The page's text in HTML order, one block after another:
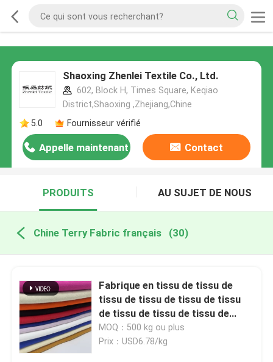
Shaoxing Zhenlei Textile Co., Ltd.
602, Block H, Times Square, Keqiao
District,Shaoxing ,Zhejiang,Chine
5.0
Fournisseur vérifié
Appelle maintenant Contact
PRODUITS AU SUJET DE NOUS
Chine Terry Fabric français (30)
Fabrique en tissu de tissu de
tissu de tissu de tissu de tissu
de tissu de tissu de tissu de
tissu de tissu de tissu de tissu
de tissu de tissu de tissu de
MOQ：500 kg ou plus
Prix：USD6.78/kg